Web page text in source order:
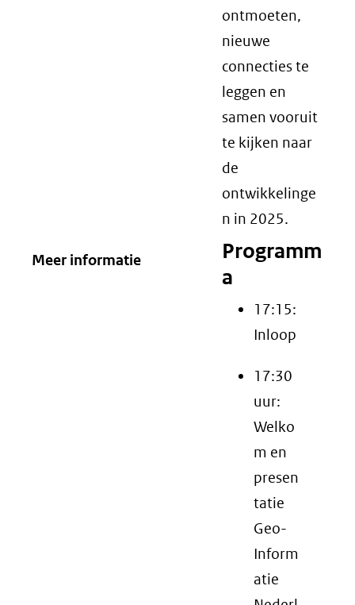
ontmoeten,
nieuwe
connecties te
leggen en
samen vooruit
te kijken naar
de
ontwikkelinge
n in 2025.
Meer informatie
Programm
a
17:15:
Inloop
17:30
uur:
Welko
m en
presen
tatie
Geo-
Inform
atie